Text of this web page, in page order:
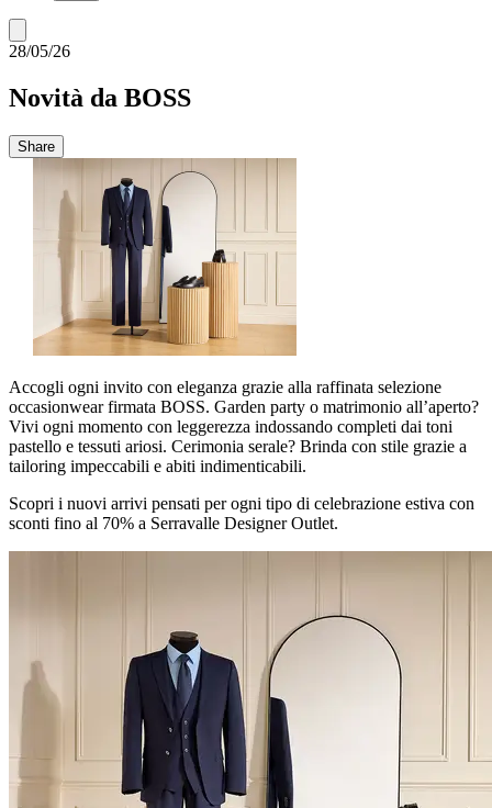
28/05/26
Novità da BOSS
Share
Accogli ogni invito con eleganza grazie alla raffinata selezione
occasionwear firmata BOSS. Garden party o matrimonio all’aperto?
Vivi ogni momento con leggerezza indossando completi dai toni
pastello e tessuti ariosi. Cerimonia serale? Brinda con stile grazie a
tailoring impeccabili e abiti indimenticabili.
Scopri i nuovi arrivi pensati per ogni tipo di celebrazione estiva con
sconti fino al 70% a Serravalle Designer Outlet.